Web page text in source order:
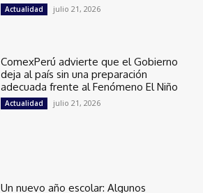
Actualidad julio 21, 2026
ComexPerú advierte que el Gobierno
deja al país sin una preparación
adecuada frente al Fenómeno El Niño
Actualidad julio 21, 2026
Un nuevo año escolar: Algunos